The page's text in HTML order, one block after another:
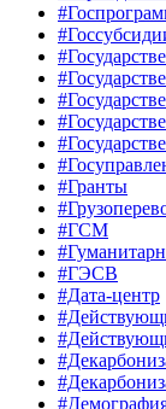
#Гранты
#ГСМ
#ГЭСВ
#Дата-центр